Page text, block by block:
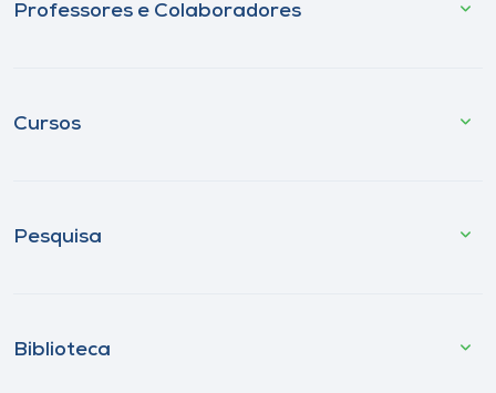
Professores e Colaboradores
Cursos
Pesquisa
Biblioteca